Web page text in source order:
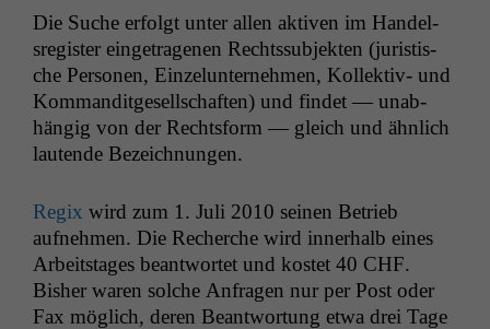
Die Suche erfol­gt unter allen aktiv­en im Han­del­
sreg­is­ter einge­tra­ge­nen Rechtssub­jek­ten (juris­tis­
che Per­so­n­en, Einzelun­ternehmen, Kollek­tiv- und
Kom­man­dit­ge­sellschaften) und find­et — unab­
hängig von der Rechts­form — gle­ich und ähn­lich
lau­t­ende Bezeichnungen.
Regix wird zum 1. Juli 2010 seinen Betrieb
aufnehmen. Die Recherche wird inner­halb eines
Arbeit­stages beant­wortet und kostet 40 CHF.
Bish­er waren solche Anfra­gen nur per Post oder
Fax möglich, deren Beant­wor­tung etwa drei Tage